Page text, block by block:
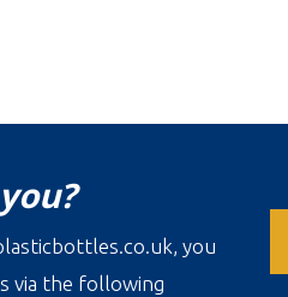
you
via the following